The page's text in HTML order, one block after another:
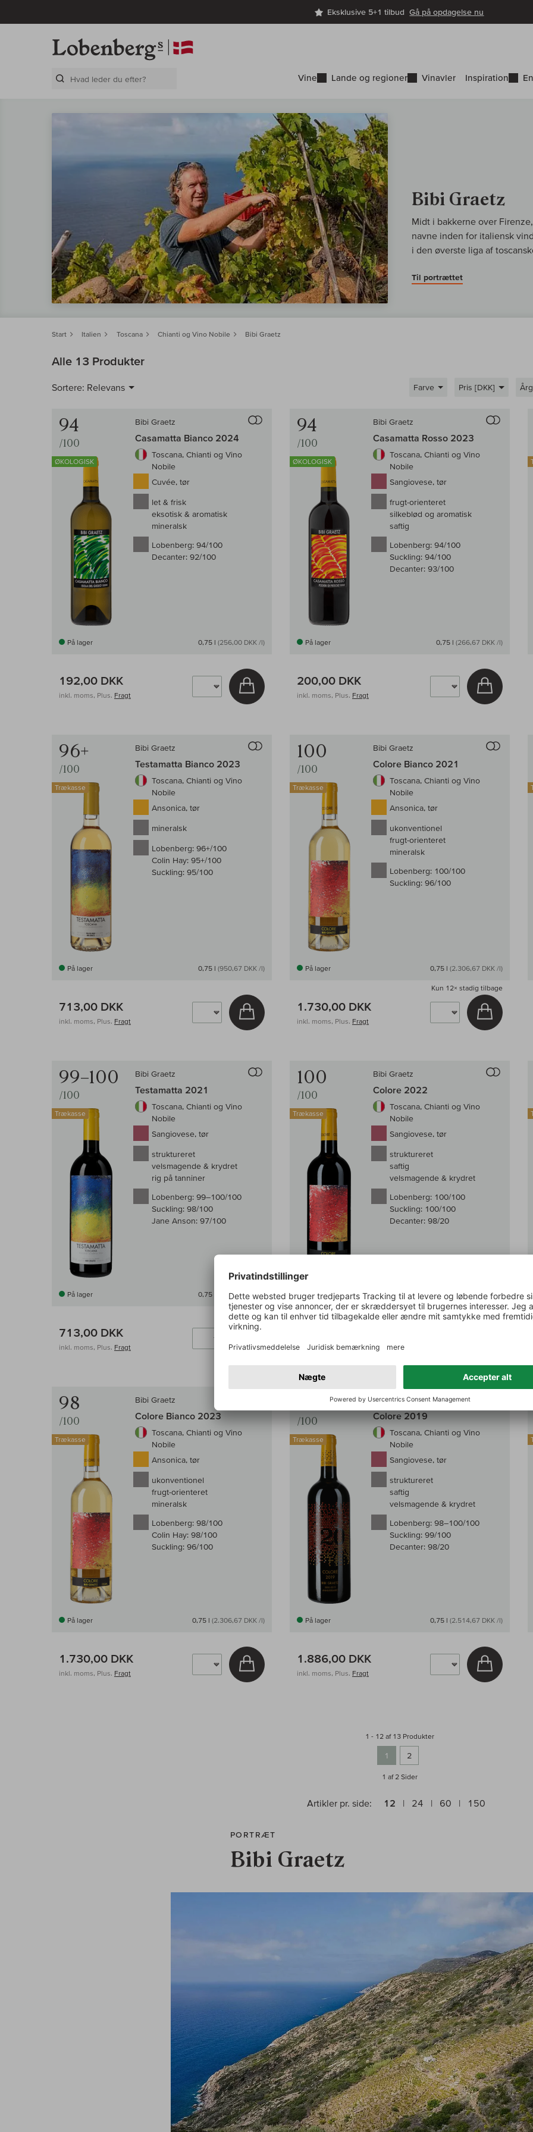
Eksklusive 5+1 tilbudGå på opdagelse nu
Vine Lande og regioner Vinavler Inspiration
Bibi Graetz
Midt i bakkerne over
navne inden for italiensk
i den øverste liga af
Til portrættet
Start Italien Toscana Chianti og Vino Nobile Bibi Graetz
Alle 13 Produkter
Sortere: Relevans Farve Pris [DKK]
94
/100
ØKOLOGISK
Bibi Graetz
Casamatta Bianco 2024
Toscana, Chianti og Vino
Nobile
Cuvée, tør
let & frisk
eksotisk & aromatisk
mineralsk
Lobenberg: 94/100
Decanter: 92/100
På lager 0,75 l (256,00 DKK /l)
192,00 DKK
inkl. moms, Plus. Fragt
Læg i kurv
94
/100
ØKOLOGISK
Bibi Graetz
Casamatta Rosso 2023
Toscana, Chianti og Vino
Nobile
Sangiovese, tør
frugt-orienteret
silkeblød og aromatisk
saftig
Lobenberg: 94/100
Suckling: 94/100
Decanter: 93/100
På lager 0,75 l (266,67 DKK /l)
200,00 DKK
inkl. moms, Plus. Fragt
Læg i kurv
96+
/100
Trækasse
Bibi Graetz
Testamatta Bianco 2023
Toscana, Chianti og Vino
Nobile
Ansonica, tør
mineralsk
Lobenberg: 96+/100
Colin Hay: 95+/100
Suckling: 95/100
På lager 0,75 l (950,67 DKK /l)
713,00 DKK
inkl. moms, Plus. Fragt
Læg i kurv
100
/100
Trækasse
Bibi Graetz
Colore Bianco 2021
Toscana, Chianti og Vino
Nobile
Ansonica, tør
ukonventionel
frugt-orienteret
mineralsk
Lobenberg: 100/100
Suckling: 96/100
På lager 0,75 l (2.306,67 DKK /l)
Kun 12× stadig tilbage
1.730,00 DKK
inkl. moms, Plus. Fragt
Læg i kurv
99–100
/100
Trækasse
Bibi Graetz
Testamatta 2021
Toscana, Chianti og Vino
Nobile
Sangiovese, tør
struktureret
velsmagende & krydret
rig på tanniner
Lobenberg: 99–100/100
Suckling: 98/100
Jane Anson: 97/100
På lager 0,75 l (950,67 DKK /l)
713,00 DKK
inkl. moms, Plus. Fragt
Læg i kurv
100
/100
Trækasse
Bibi Graetz
Colore 2022
Toscana, Chianti og Vino
Nobile
Sangiovese, tør
struktureret
saftig
velsmagende & krydret
Lobenberg: 100/100
Suckling: 100/100
Decanter: 98/20
På lager 0,75 l(2.306,67 DKK /l)
inkl. moms, Plus.Fragt
98
/100
Trækasse
Bibi Graetz
Til sammenligningen af vin
Colore Bianco 2023
Toscana, Chianti og Vino
Nobile
Ansonica, tør
ukonventionel
frugt-orienteret
mineralsk
Lobenberg: 98/100
Colin Hay: 98/100
Suckling: 96/100
På lager 0,75 l (2.306,67 DKK /l)
1.730,00 DKK
inkl. moms, Plus. Fragt
Læg i kurv
98–100
/100
Trækasse
Bibi Graetz
Til
Colore 2019
Toscana, Chianti og Vino
Nobile
Sangiovese, tør
struktureret
saftig
velsmagende & krydret
Lobenberg: 98–100/100
Suckling: 99/100
Decanter: 98/20
På lager 0,75 l (2.514,67 DKK /l)
1.886,00 DKK
inkl. moms, Plus. Fragt
Læg i kurv
1 - 12 af 13 Produkter
1
2
1 af 2 Sider
Artikler pr. side: 12 24 60 150
PORTRÆT
Bibi Graetz